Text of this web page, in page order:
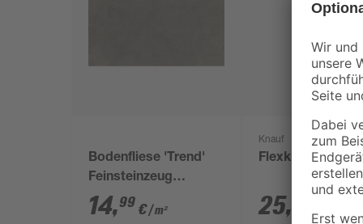
Bodenfliese 'Trend'
Feinsteinzeug
anthrazit 30,5 x 61 cm
14,99 €/ m²
Knauf
Flexkleber 22 kg
25, €